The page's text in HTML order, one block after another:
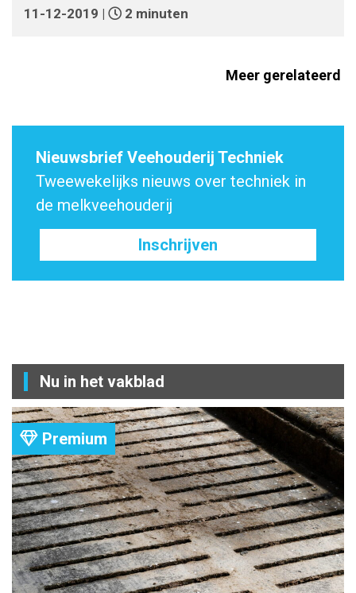
11-12-2019 | 2 minuten
Meer gerelateerd
Nieuwsbrief Veehouderij Techniek
Tweewekelijks nieuws over techniek in
de melkveehouderij
Inschrijven
Nu in het vakblad
Premium